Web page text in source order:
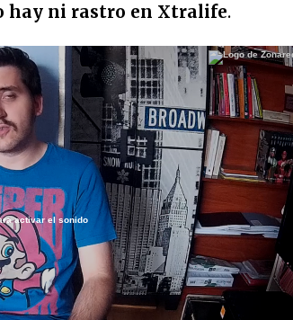
hay ni rastro en Xtralife.
activar el sonido